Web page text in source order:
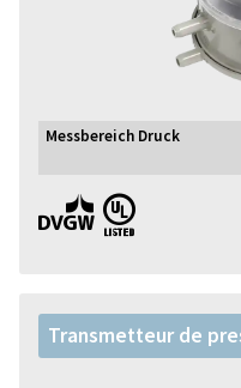
Messbereich Druck
DVGW UL
Transmetteur de